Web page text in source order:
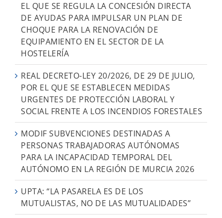
EL QUE SE REGULA LA CONCESIÓN DIRECTA
DE AYUDAS PARA IMPULSAR UN PLAN DE
CHOQUE PARA LA RENOVACIÓN DE
EQUIPAMIENTO EN EL SECTOR DE LA
HOSTELERÍA
REAL DECRETO-LEY 20/2026, DE 29 DE JULIO,
POR EL QUE SE ESTABLECEN MEDIDAS
URGENTES DE PROTECCIÓN LABORAL Y
SOCIAL FRENTE A LOS INCENDIOS FORESTALES
MODIF SUBVENCIONES DESTINADAS A
PERSONAS TRABAJADORAS AUTÓNOMAS
PARA LA INCAPACIDAD TEMPORAL DEL
AUTÓNOMO EN LA REGIÓN DE MURCIA 2026
UPTA: “LA PASARELA ES DE LOS
MUTUALISTAS, NO DE LAS MUTUALIDADES”